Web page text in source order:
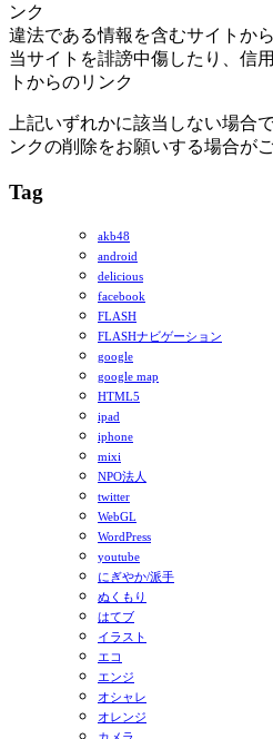
ンク
違法である情報を含むサイトか
当サイトを誹謗中傷したり、信
トからのリンク
上記いずれかに該当しない場合
ンクの削除をお願いする場合が
Tag
akb48
android
delicious
facebook
FLASH
FLASHナビゲーション
google
google map
HTML5
ipad
iphone
mixi
NPO法人
twitter
WebGL
WordPress
youtube
にぎやか/派手
ぬくもり
はてブ
イラスト
エコ
エンジ
オシャレ
オレンジ